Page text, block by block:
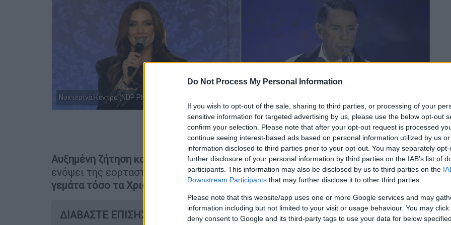
Do Not Process My Personal Information
If you wish to opt-out of the sale, sharing to third parties, or processing of your
sensitive information for targeted advertising by us, please use the below opt-out
confirm your selection. Please note that after your opt-out request is processed
continue seeing interest-based ads based on personal information utilized by us
information disclosed to third parties prior to your opt-out. You may separately
further disclosure of your personal information by third parties on the IAB’s list of
participants. This information may also be disclosed by us to third parties on the
Downstream Participants that may further disclose it to other third parties.
Please note that this website/app uses one or more Google services and may
information including but not limited to your visit or usage behaviour. You may
deny consent to Google and its third-party tags to use your data for below
Νυχτερινά Κέντρα (NDP Photos)
Προσθέστε το ΕΘΝΟΣ στη Google
Αυξημένη ζήτηση καταγράφεται στα νυχτερινά κέντρασε Αθήνα και Θεσσαλονίκη
ενόψει της εορταστικής περιόδου, με τα μπουζούκιανααναμένεται να είναι
γεμάτα τόσο τα Χριστούγεννα όσο και την Πρωτοχρονιά.
ΔΙΑΒΑΣΤΕ ΕΠΙΣΗΣ